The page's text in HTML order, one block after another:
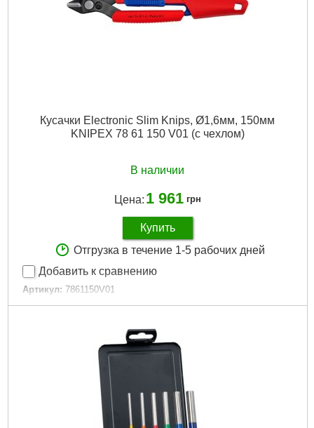
Кусачки Electronic Slim Knips, Ø1,6мм, 150мм
KNIPEX 78 61 150 V01 (с чехлом)
В наличии
Цена: 1 961 грн
Купить
Отгрузка в течение 1-5 рабочих дней
Добавить к сравнению
Артикул: 7861150V01
Код товара: 31.20.90
Диаметр кабеля / проволоки / троса, мм:
Диэлектрическое покрытие:
Материал рукоятки:
Двухкомпонентная
Количество в упаковке, шт:
Сечение кабеля / Размер зажима, мм²:
Боковой